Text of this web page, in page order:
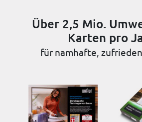
Über 2,5 Mio.
Karten pro
für namhafte,